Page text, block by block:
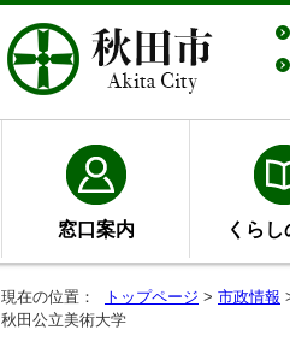
窓口案内 くら
現在の位置： トップページ > 市政情報
秋田公立美術大学